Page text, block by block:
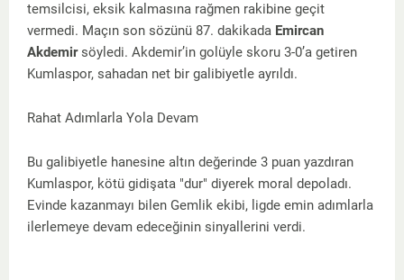
temsilcisi, eksik kalmasına rağmen rakibine geçit
vermedi. Maçın son sözünü 87. dakikada Emircan
Akdemirsöyledi. Akdemir’in golüyle skoru 3-0’a getiren
Kumlaspor, sahadan net bir galibiyetle ayrıldı.
Rahat Adımlarla Yola Devam
Bu galibiyetle hanesine altın değerinde 3 puan yazdıran
Kumlaspor, kötü gidişata "dur" diyerek moral depoladı.
Evinde kazanmayı bilen Gemlik ekibi, ligde emin adımlarla
ilerlemeye devam edeceğinin sinyallerini verdi.